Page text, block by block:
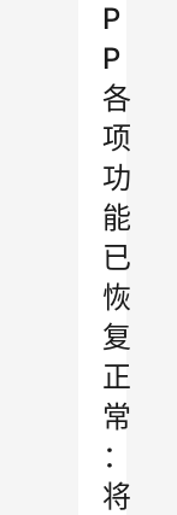
P
P
各
项
功
能
已
恢
复
正
常
：
将